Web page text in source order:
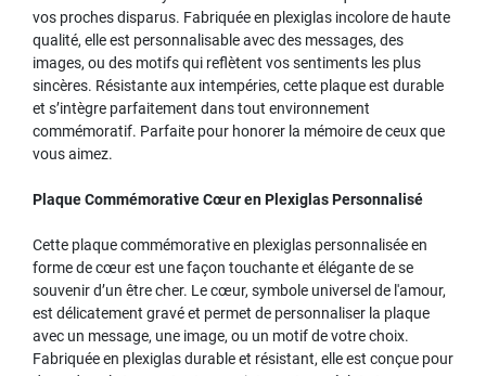
vos proches disparus. Fabriquée en plexiglas incolore de haute
qualité, elle est personnalisable avec des messages, des
images, ou des motifs qui reflètent vos sentiments les plus
sincères. Résistante aux intempéries, cette plaque est durable
et s’intègre parfaitement dans tout environnement
commémoratif. Parfaite pour honorer la mémoire de ceux que
vous aimez.
Plaque Commémorative Cœur en Plexiglas Personnalisé
Cette plaque commémorative en plexiglas personnalisée en
forme de cœur est une façon touchante et élégante de se
souvenir d’un être cher. Le cœur, symbole universel de l'amour,
est délicatement gravé et permet de personnaliser la plaque
avec un message, une image, ou un motif de votre choix.
Fabriquée en plexiglas durable et résistant, elle est conçue pour